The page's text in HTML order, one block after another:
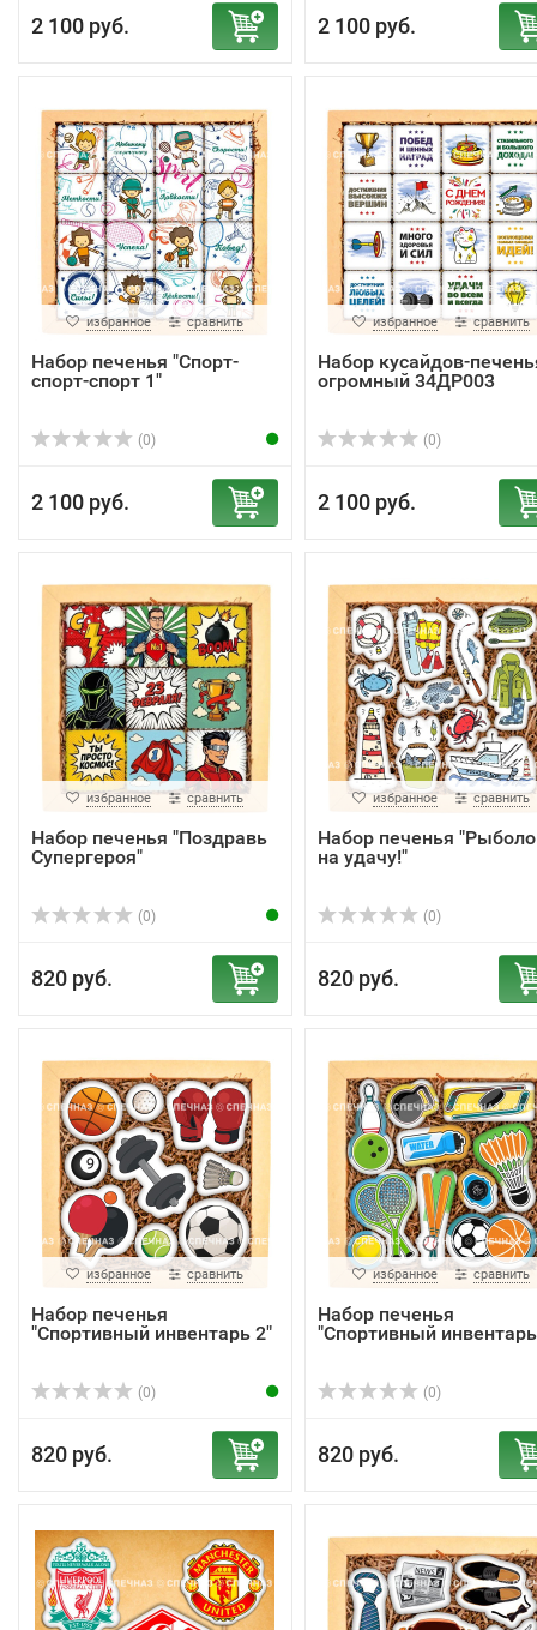
2 100 руб. 2 100 руб.
избранное сравнить
Набор печенья "Спорт-
спорт-спорт 1"
(0)
2 100 руб.
избранное сравнить
Набор кусайдов-
огромный 34ДР003
(0)
2 100 руб.
избранное сравнить
Набор печенья "Поздравь
Супергероя"
(0)
820 руб.
избранное сравнить
Набор печенья
на удачу!"
(0)
820 руб.
избранное сравнить
Набор печенья
"Спортивный инвентарь 2"
(0)
820 руб.
избранное сравнить
Набор печенья
"Спортивный
(0)
820 руб.